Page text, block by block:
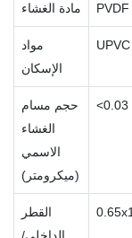
مادة الغشاء PVDF
مواد
الإسكان
UPVC
حجم مسام
الغشاء
الاسمي
(ميكرومتر)
<0.03
القطر